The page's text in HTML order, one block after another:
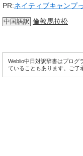
PR:ネイティブキャンプ
中国語訳 倫敦馬拉松
Weblio中日対訳辞書はプログ
ていることもあります。ご了